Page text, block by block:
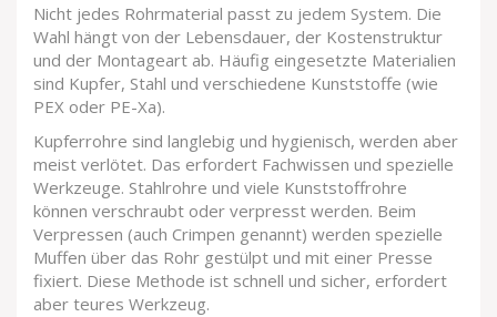
Nicht jedes Rohrmaterial passt zu jedem System. Die
Wahl hängt von der Lebensdauer, der Kostenstruktur
und der Montageart ab. Häufig eingesetzte Materialien
sind Kupfer, Stahl und verschiedene Kunststoffe (wie
PEX oder PE-Xa).
Kupferrohre sind langlebig und hygienisch, werden aber
meist verlötet. Das erfordert Fachwissen und spezielle
Werkzeuge. Stahlrohre und viele Kunststoffrohre
können verschraubt oder verpresst werden. Beim
Verpressen (auch Crimpen genannt) werden spezielle
Muffen über das Rohr gestülpt und mit einer Presse
fixiert. Diese Methode ist schnell und sicher, erfordert
aber teures Werkzeug.